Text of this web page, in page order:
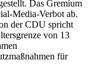
Das Gremium
Media-Verbot ab.
der CDU spricht
von 13
für